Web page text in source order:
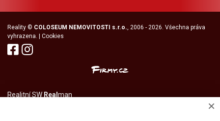
Reality © COLOSEUM NEMOVITOSTI s.r.o., 2006 - 2026. Všechna práva
vyhrazena. | Cookies
Realitní SW Real man
×